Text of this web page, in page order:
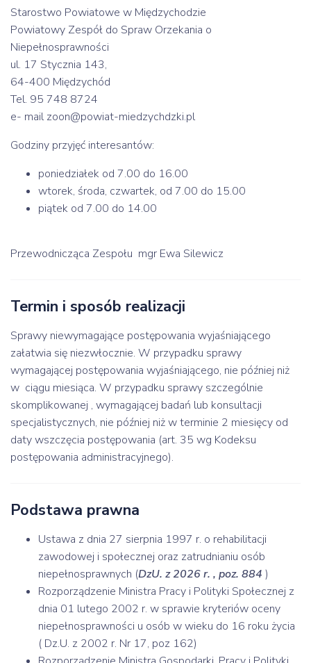
Starostwo Powiatowe w Międzychodzie
Powiatowy Zespół do Spraw Orzekania o
Niepełnosprawności
ul. 17 Stycznia 143,
64-400 Międzychód
Tel. 95 748 8724
e- mail zoon@powiat-miedzychdzki.pl
Godziny przyjęć interesantów:
poniedziałek od 7.00 do 16.00
wtorek, środa, czwartek, od 7.00 do 15.00
piątek od 7.00 do 14.00
Przewodnicząca Zespołu mgr Ewa Silewicz
Termin i sposób realizacji
Sprawy niewymagające postępowania wyjaśniającego
załatwia się niezwłocznie. W przypadku sprawy
wymagającej postępowania wyjaśniającego, nie później niż
w ciągu miesiąca. W przypadku sprawy szczególnie
skomplikowanej , wymagającej badań lub konsultacji
specjalistycznych, nie później niż w terminie 2 miesięcy od
daty wszczęcia postępowania (art. 35 wg Kodeksu
postępowania administracyjnego).
Podstawa prawna
Ustawa z dnia 27 sierpnia 1997 r. o rehabilitacji
zawodowej i społecznej oraz zatrudnianiu osób
niepełnosprawnych (DzU. z 2026 r. , poz. 884 )
Rozporządzenie Ministra Pracy i Polityki Społecznej z
dnia 01 lutego 2002 r. w sprawie kryteriów oceny
niepełnosprawności u osób w wieku do 16 roku życia
( Dz.U. z 2002 r. Nr 17, poz 162)